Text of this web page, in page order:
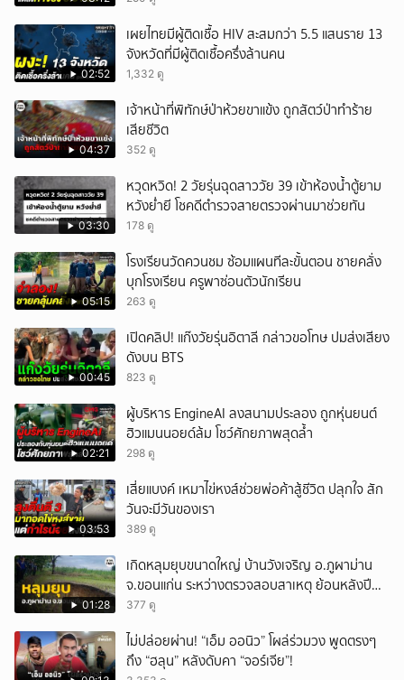
02:52
เผยไทยมีผู้ติดเชื้อ HIV สะสมกว่า 5.5 แสนราย 13
จังหวัดที่มีผู้ติดเชื้อครึ่งล้านคน
1,332 ดู
04:37
เจ้าหน้าที่พิทักษ์ป่าห้วยขาแข้ง ถูกสัตว์ป่าทำร้าย
เสียชีวิต
352 ดู
03:30
หวุดหวิด! 2 วัยรุ่นฉุดสาววัย 39 เข้าห้องน้ำตู้ยาม
หวังย่ำยี โชคดีตำรวจสายตรวจผ่านมาช่วยทัน
178 ดู
05:15
โรงเรียนวัดควนชม ซ้อมแผนทีละขั้นตอน ชายคลั่ง
บุกโรงเรียน ครูพาซ่อนตัวนักเรียน
263 ดู
00:45
เปิดคลิป! แก๊งวัยรุ่นอิตาลี กล่าวขอโทษ ปมส่งเสียง
ดังบน BTS
823 ดู
02:21
ผู้บริหาร EngineAI ลงสนามประลอง ถูกหุ่นยนต์
ฮิวแมนนอยด์ล้ม โชว์ศักยภาพสุดล้ำ
298 ดู
03:53
เสี่ยแบงค์ เหมาไข่หงส์ช่วยพ่อค้าสู้ชีวิต ปลุกใจ สัก
วันจะมีวันของเรา
389 ดู
01:28
เกิดหลุมยุบขนาดใหญ่ บ้านวังเจริญ อ.ภูผาม่าน
จ.ขอนแก่น ระหว่างตรวจสอบสาเหตุ ย้อนหลังปี
2568 พบเคยพบหลุมยุบมาแล้วครั้งหนึ่ง
377 ดู
ไม่ปล่อยผ่าน! “เอ็ม ออนิว” โผล่ร่วมวง พูดตรงๆ
ถึง “ฮลุน” หลังดับคา “จอร์เจีย”!